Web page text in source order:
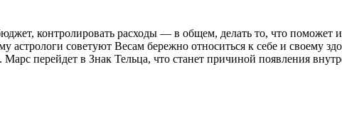
контролировать расходы — в общем, делать то, что
астрологи советуют Весам бережно относиться к себе и своему
перейдет в Знак Тельца, что станет причиной появления